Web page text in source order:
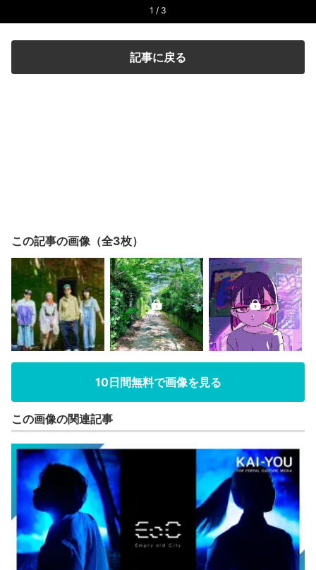
1 / 3
記事に戻る
この記事の画像（全3枚）
10日間無料で画像を見る
この画像の関連記事